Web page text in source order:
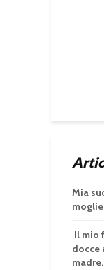
Mia
Il mio
docce
madre.